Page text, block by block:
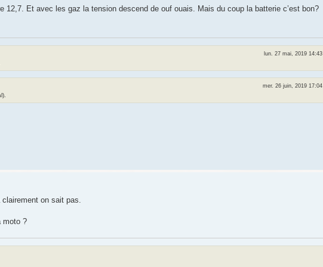
12,7. Et avec les gaz la tension descend de ouf ouais. Mais du coup la batterie c’est bon?
lun. 27 mai, 2019 14:43
mer. 26 juin, 2019 17:04
on sait pas.
moto ?